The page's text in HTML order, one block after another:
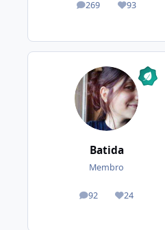
269
posts 93
Reputação
Batida
Membro
92
posts 24
Reputação